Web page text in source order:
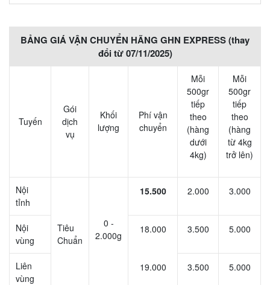
BẢNG GIÁ VẬN CHUYỂN HÃNG GHN EXPRESS (thay
đổi từ 07/11/2025)
Tuyến
Gói
dịch
vụ
Khối
lượng
Phí vận
chuyển
Mỗi
500gr
tiếp
theo
(hàng
dưới
4kg)
Mỗi
500gr
tiếp
theo
(hàng
từ 4kg
trở lên)
Nội
tỉnh
Tiêu
Chuẩn
0 -
2.000g
15.500 2.000 3.000
Nội
vùng
18.000 3.500 5.000
Liên
vùng
19.000 3.500 5.000